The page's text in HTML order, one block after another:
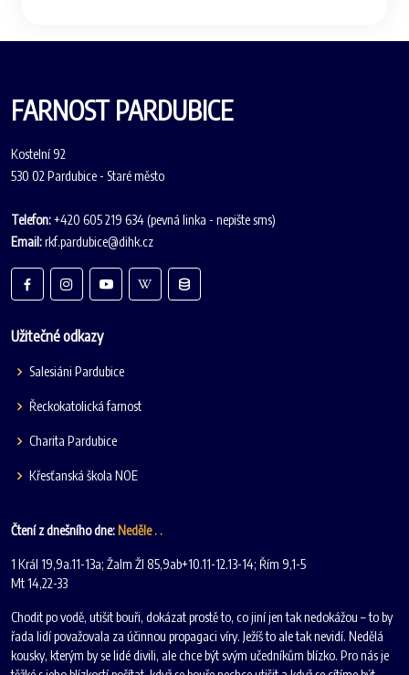
FARNOST PARDUBICE
Kostelní 92
530 02 Pardubice - Staré město
Telefon:+420 605 219 634 (pevná linka - nepište sms)
Email:rkf.pardubice@dihk.cz
Užitečné odkazy
Salesiáni Pardubice
Řeckokatolická farnost
Charita Pardubice
Křesťanská škola NOE
Čtení z dnešního dne: Neděle . .
1 Král 19,9a.11-13a; Žalm Žl 85,9ab+10.11-12.13-14; Řím 9,1-5
Mt 14,22-33
Chodit po vodě, utišit bouři, dokázat prostě to, co jiní jen tak nedokážou – to by
řada lidí považovala za účinnou propagaci víry. Ježíš to ale tak nevidí. Nedělá
kousky, kterým by se lidé divili, ale chce být svým učedníkům blízko. Pro nás je